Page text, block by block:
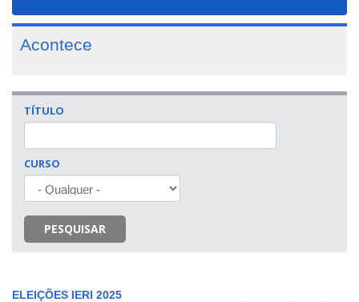
Acontece
TÍTULO
CURSO
PESQUISAR
ELEIÇÕES IERI 2025